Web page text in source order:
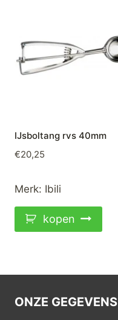
IJsboltang rvs 40mm
€20,25
Merk: Ibili
kopen
ONZE GEGEVENS